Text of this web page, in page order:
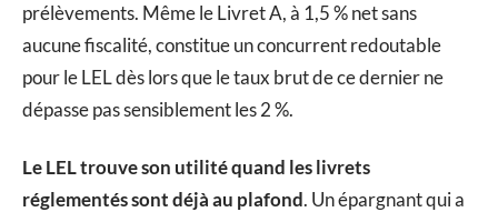
prélèvements. Même le Livret A, à 1,5 % net sans
aucune fiscalité, constitue un concurrent redoutable
pour le LEL dès lors que le taux brut de ce dernier ne
dépasse pas sensiblement les 2 %.
Le LEL trouve son utilité quand les livrets
réglementés sont déjà au plafond. Un épargnant qui a